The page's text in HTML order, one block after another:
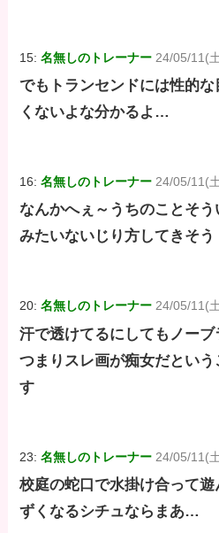
15:名無しのトレーナー 24/05/11(
でもトランセンドには性的
くないよな分かるよ…
16:名無しのトレーナー 24/05/11(
なんかへぇ～うちのことそ
みたいないじり方してきそう
20:名無しのトレーナー 24/05/11(
汗で透けてるにしてもノー
つまりスレ画が痴女だとい
す
23:名無しのトレーナー 24/05/11(
校庭の蛇口で水掛け合って
ずくなるシチュならまあ…